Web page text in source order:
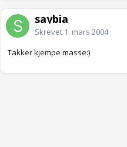
saybia
Skrevet 1. mars 2004
Takker kjempe masse:)